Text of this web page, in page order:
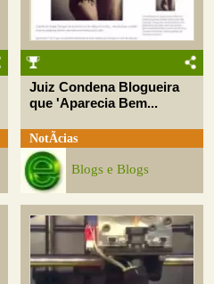
Juiz Condena Blogueira
que 'Aparecia Bem...
NotÃ­cias
Blogs e Blogs